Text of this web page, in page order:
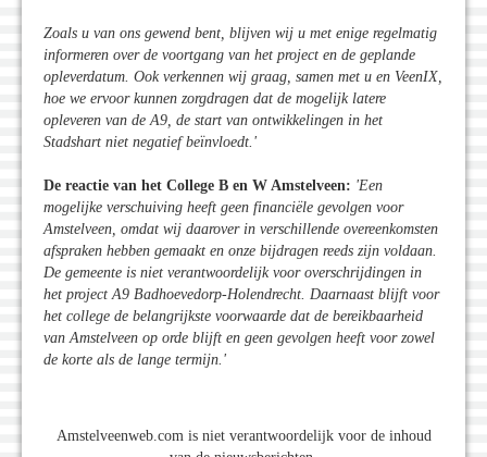
Zoals u van ons gewend bent, blijven wij u met enige regelmatig
informeren over de voortgang van het project en de geplande
opleverdatum. Ook verkennen wij graag, samen met u en VeenIX,
hoe we ervoor kunnen zorgdragen dat de mogelijk latere
opleveren van de A9, de start van ontwikkelingen in het
Stadshart niet negatief beïnvloedt. '
De reactie van het College B en W Amstelveen: 'Een
mogelijke verschuiving heeft geen financiële gevolgen voor
Amstelveen, omdat wij daarover in verschillende overeenkomsten
afspraken hebben gemaakt en onze bijdragen reeds zijn voldaan.
De gemeente is niet verantwoordelijk voor overschrijdingen in
het project A9 Badhoevedorp-Holendrecht. Daarnaast blijft voor
het college de belangrijkste voorwaarde dat de bereikbaarheid
van Amstelveen op orde blijft en geen gevolgen heeft voor zowel
de korte als de lange termijn. '
Amstelveenweb.com is niet verantwoordelijk voor de inhoud